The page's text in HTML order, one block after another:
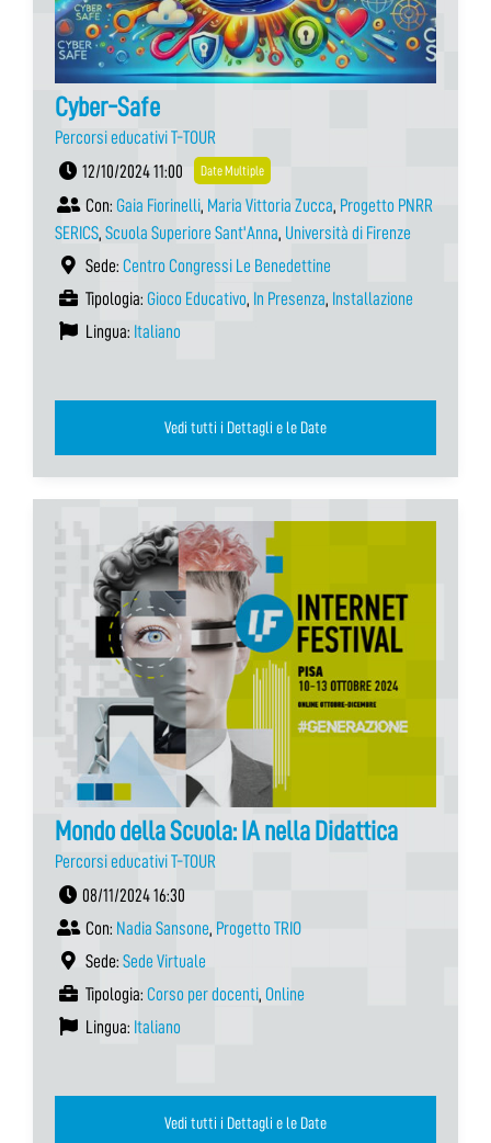
Cyber-Safe
Percorsi educativi T-TOUR
12/10/2024 11:00
Date Multiple
Con: Gaia Fiorinelli, Maria Vittoria Zucca, Progetto PNRR
SERICS, Scuola Superiore Sant'Anna, Università di Firenze
Sede: Centro Congressi Le Benedettine
Tipologia: Gioco Educativo, In Presenza, Installazione
Lingua: Italiano
Vedi tutti i Dettagli e le Date
Mondo della Scuola: IA nella Didattica
Percorsi educativi T-TOUR
08/11/2024 16:30
Con: Nadia Sansone, Progetto TRIO
Sede: Sede Virtuale
Tipologia: Corso per docenti, Online
Lingua: Italiano
Vedi tutti i Dettagli e le Date